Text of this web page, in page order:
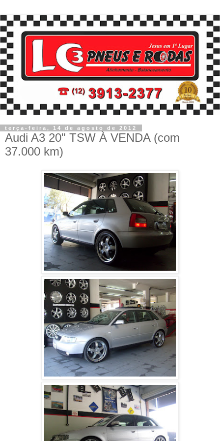
terça-feira, 14 de agosto de 2012
Audi A3 20" TSW À VENDA (com
37.000 km)